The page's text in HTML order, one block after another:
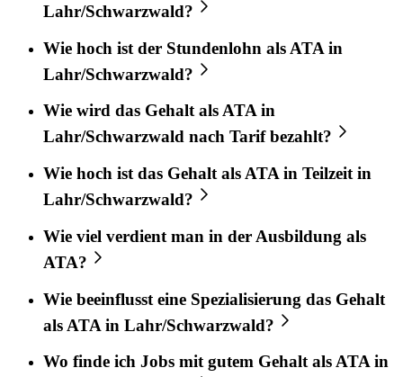
Lahr/Schwarzwald?
Wie hoch ist der Stundenlohn als ATA in
Lahr/Schwarzwald?
Wie wird das Gehalt als ATA in
Lahr/Schwarzwald nach Tarif bezahlt?
Wie hoch ist das Gehalt als ATA in Teilzeit in
Lahr/Schwarzwald?
Wie viel verdient man in der Ausbildung als
ATA?
Wie beeinflusst eine Spezialisierung das Gehalt
als ATA in Lahr/Schwarzwald?
Wo finde ich Jobs mit gutem Gehalt als ATA in